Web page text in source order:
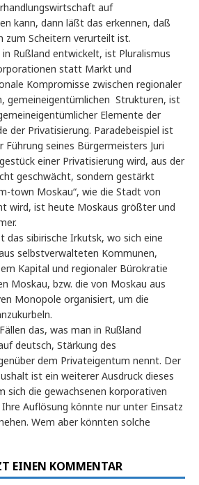
auf
kann, dann läßt das erkennen, daß
zum Scheitern verurteilt ist.
Rußland entwickelt, ist Pluralismus
statt Markt und
Kompromisse zwischen regionaler
gemeineigentümlichen Strukturen, ist
Elemente der
der Privatisierung. Paradebeispiel ist
Führung seines Bürgermeisters Juri
einer Privatisierung wird, aus der
geschwächt, sondern gestärkt
town Moskau“, wie die Stadt von
wird, ist heute Moskaus größter und
das sibirische Irkutsk, wo sich eine
selbstverwalteten Kommunen,
Kapital und regionaler Bürokratie
Moskau, bzw. die von Moskau aus
Monopole organisiert, um die
das, was man in Rußland
deutsch, Stärkung des
dem Privateigentum nennt. Der
ist ein weiterer Ausdruck dieses
sich die gewachsenen korporativen
Auflösung könnte nur unter Einsatz
Wem aber könnten solche
EINEN KOMMENTAR